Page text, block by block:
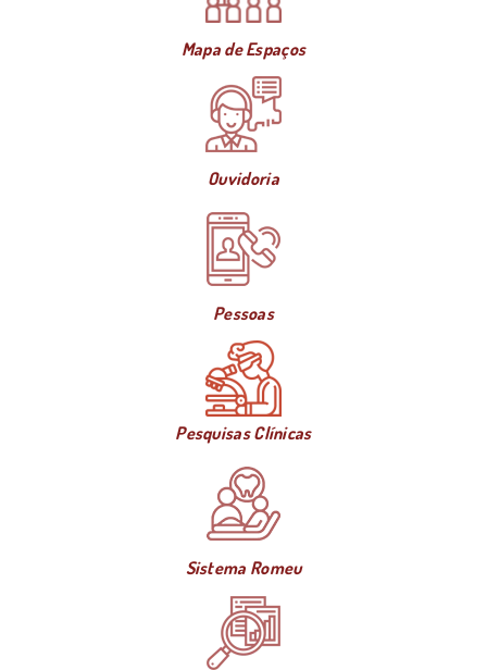
Mapa de Espaços
Ouvidoria
Pessoas
Pesquisas Clínicas
Sistema Romeu